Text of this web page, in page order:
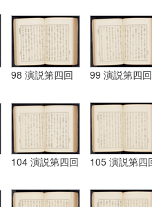
98 演説第四回 99 演説第四回
104 演説第四回 105 演説第四